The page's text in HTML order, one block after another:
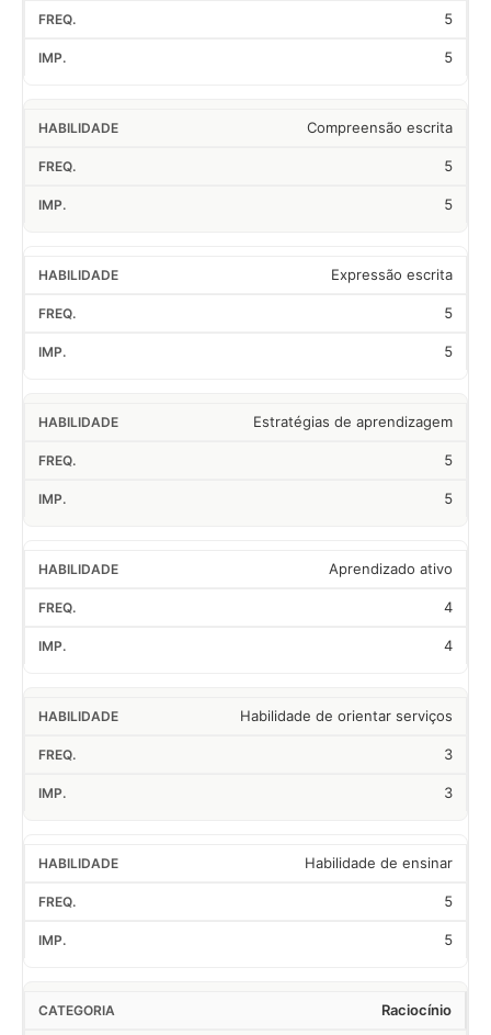
5
5
Compreensão escrita
5
5
Expressão escrita
5
5
Estratégias de aprendizagem
5
5
Aprendizado ativo
4
4
Habilidade de orientar serviços
3
3
Habilidade de ensinar
5
5
Raciocínio